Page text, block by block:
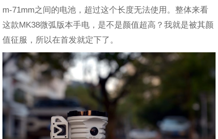
m-71mm之间的电池，超过这个长度无法使用。整体来看
这款MK38微弧版本手电，是不是颜值超高？我就是被其颜
值征服，所以在首发就定下了。